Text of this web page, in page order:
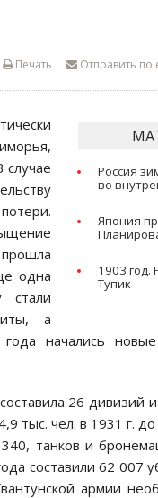
Отправить по
Печать
Россия
во
Япония
1903 год.
Тупик
случае
одна
стали
а
года начались
26 дивизий
тыс. чел. в 1931 г.
340, танков и
составили 62 007
армии